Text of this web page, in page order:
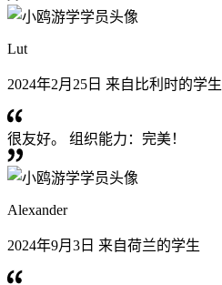
Lut
2024年2月25日 来自比利时的学生
很友好。 组织能力：完美！
Alexander
2024年9月3日 来自荷兰的学生